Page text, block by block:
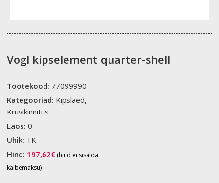
Vogl kipselement quarter-shell
Tootekood: 77099990
Kategooriad: Kipslaed,
Kruvikinnitus
Laos:0
Ühik: TK
Hind: 197,62€ (hind ei sisalda
käibemaksu)